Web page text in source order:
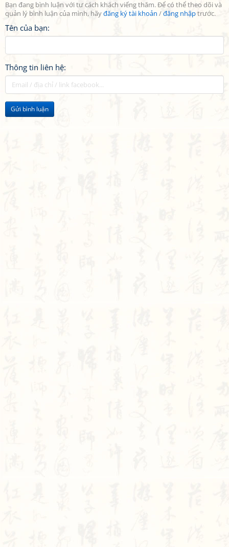
Bạn đang bình luận với tư cách khách viếng thăm. Để có thể theo dõi và
quản lý bình luận của mình, hãyđăng ký tài khoản /đăng nhậptrước.
Tên của bạn:
Thông tin liên hệ:
Gửi bình luận